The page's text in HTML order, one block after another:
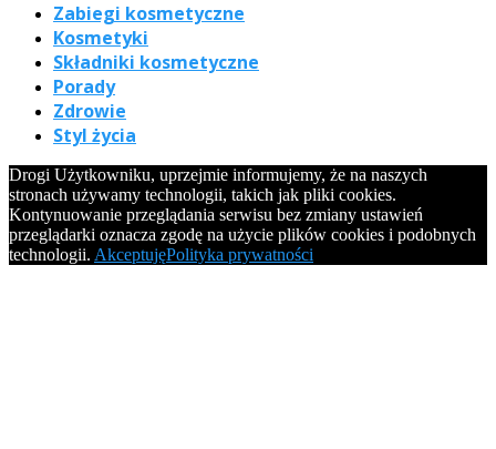
Zabiegi kosmetyczne
Kosmetyki
Składniki kosmetyczne
Porady
Zdrowie
Styl życia
Drogi Użytkowniku, uprzejmie informujemy, że na naszych
stronach używamy technologii, takich jak pliki cookies.
Kontynuowanie przeglądania serwisu bez zmiany ustawień
przeglądarki oznacza zgodę na użycie plików cookies i podobnych
technologii. AkceptujęPolityka prywatności